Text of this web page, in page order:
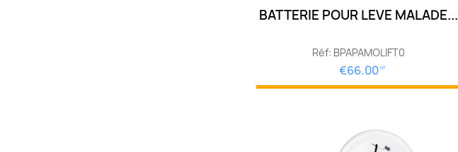
BATTERIE POUR LEVE MALADE...
Réf: BPAPAMOLIFT0
€66.00 HT